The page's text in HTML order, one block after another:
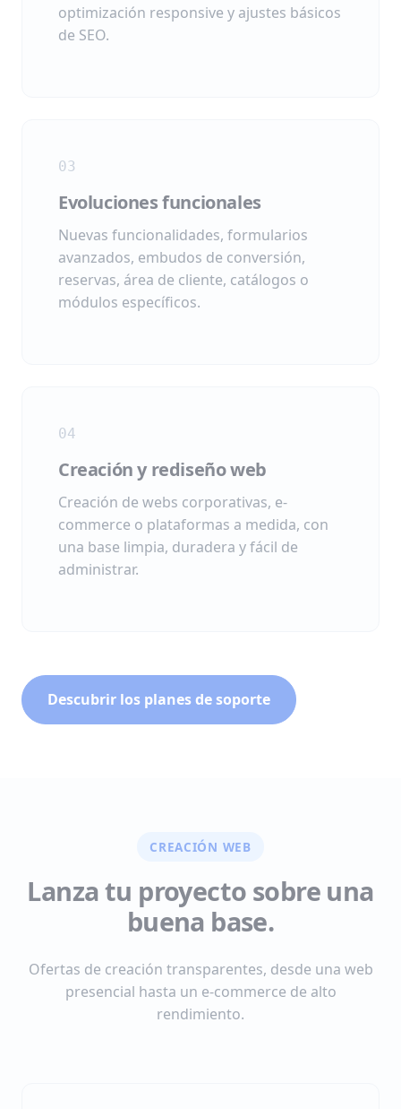
optimización responsive y ajustes básicos
de SEO.
03
Evoluciones funcionales
Nuevas funcionalidades, formularios
avanzados, embudos de conversión,
reservas, área de cliente, catálogos o
módulos específicos.
04
Creación y rediseño web
Creación de webs corporativas, e-
commerce o plataformas a medida, con
una base limpia, duradera y fácil de
administrar.
Descubrir los planes de soporte
CREACIÓN WEB
Lanza tu proyecto sobre una
buena base.
Ofertas de creación transparentes, desde una web
presencial hasta un e-commerce de alto
rendimiento.